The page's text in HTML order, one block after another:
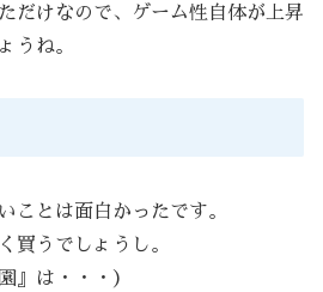
だけなので、ゲーム性自体が上昇
うね。
ことは面白かったです。
買うでしょうし。
』は・・・）